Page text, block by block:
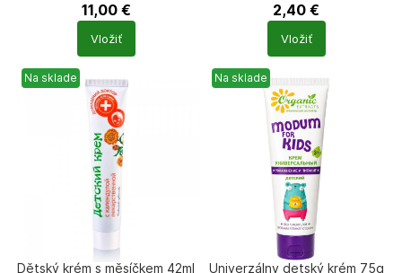
11,00 €
Počet
produktů
Vložiť
2,40 €
Počet
produktů
Vložiť
Na sklade
Dětský krém s měsíčkem 42ml
Na sklade
Univerzálny detský krém 75g